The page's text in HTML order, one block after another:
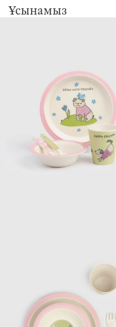
Ұсынамыз